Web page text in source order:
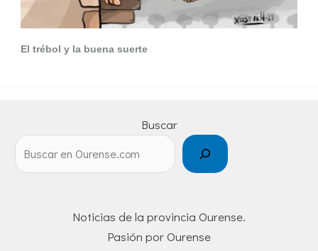
El trébol y la buena suerte
Buscar
Noticias de la provincia Ourense.
Pasión por Ourense